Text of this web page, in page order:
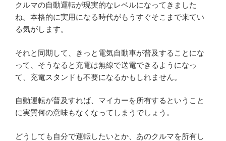
クルマの自動運転が現実的なレベルになってきました
ね。本格的に実用になる時代がもうすぐそこまで来てい
る気がします。
それと同期して、きっと電気自動車が普及することにな
って、そうなると充電は無線で送電できるようになっ
て、充電スタンドも不要になるかもしれません。
自動運転が普及すれば、マイカーを所有するということ
に実質何の意味もなくなってしまうでしょう。
どうしても自分で運転したいとか、あのクルマを所有し